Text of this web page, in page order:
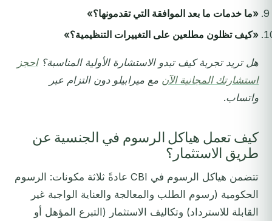
«ما خدمات ما بعد الموافقة التي تقدمونها؟»
«كيف تظلون مطلعين على التغييرات التنظيمية؟»
هل تريد تجربة كيف تبدو الاستشارة الأولية المناسبة؟احجز
استشارتك المجانية الآن مع ميرابيلو دون التزام عبر
واتساب.
كيف تعمل هياكل الرسوم في الجنسية عن
طريق الاستثمار؟
تتضمن هياكل الرسوم في CBI عادةً ثلاثة مكونات: الرسوم
الحكومية (رسوم الطلب والمعالجة والعناية الواجبة غير
القابلة للاسترداد) وتكاليف الاستثمار (التبرع المؤهل أو